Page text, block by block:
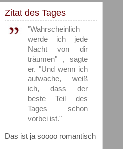
Zitat des Tages
"Wahrscheinlich
werde ich jede
Nacht von dir
träumen" , sagte
er. "Und wenn ich
aufwache, weiß
ich, dass der
beste Teil des
Tages schon
vorbei ist."
Das ist ja soooo romantisch